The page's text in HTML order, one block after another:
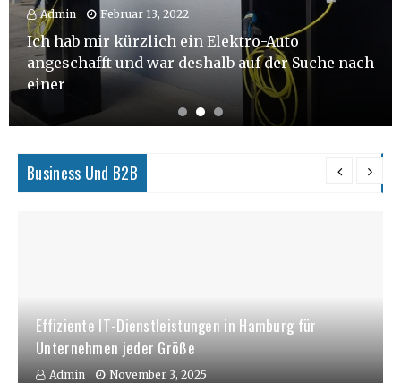
Admin Februar 13, 2022
Ich hab mir kürzlich ein Elektro-Auto
angeschafft und war deshalb auf der Suche nach
einer
Business Und B2B
Effiziente IT-Dienstleistungen in Hamburg für
Unternehmen jeder Größe
Admin November 3, 2025